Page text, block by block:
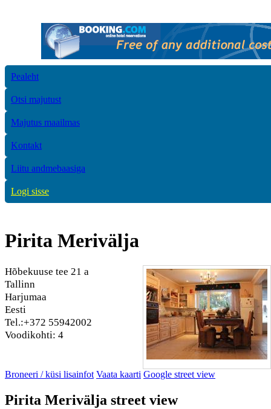
Pealeht
Otsi majutust
Majutus maailmas
Kontakt
Liitu andmebaasiga
Logi sisse
Pirita Merivälja
Hõbekuuse tee 21 a
Tallinn
Harjumaa
Eesti
Tel.:+372 55942002
Voodikohti: 4
Broneeri / küsi lisainfot Vaata kaarti Google street view
Pirita Merivälja street view